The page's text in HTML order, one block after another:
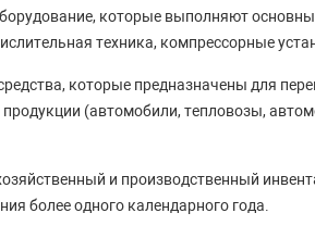
которые выполняют
техника, компрессорные
которые предназначены для
продукции (автомобили, тепловозы,
и производственный
более одного календарного года.